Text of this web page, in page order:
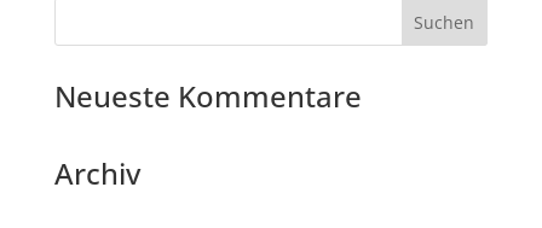
Neueste Kommentare
Archiv